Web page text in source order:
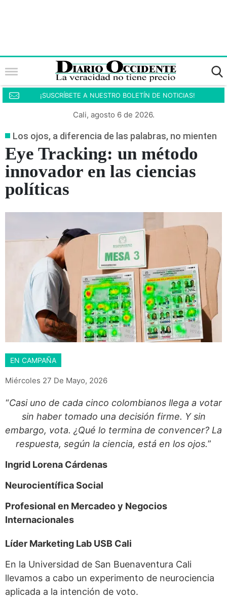
¡SUSCRÍBETE A NUESTRO BOLETÍN DE NOTICIAS!
Cali, agosto 6 de 2026.
Los ojos, a diferencia de las palabras, no mienten
Eye Tracking: un método
innovador en las ciencias
políticas
EN CAMPAÑA
Miércoles 27 De Mayo, 2026
“Casi uno de cada cinco colombianos llega a votar
sin haber tomado una decisión firme. Y sin
embargo, vota. ¿Qué lo termina de convencer? La
respuesta, según la ciencia, está en los ojos.”
Ingrid Lorena Cárdenas
Neurocientífica Social
Profesional en Mercadeo y Negocios
Internacionales
Líder Marketing Lab USB Cali
En la Universidad de San Buenaventura Cali
llevamos a cabo un experimento de neurociencia
aplicada a la intención de voto.